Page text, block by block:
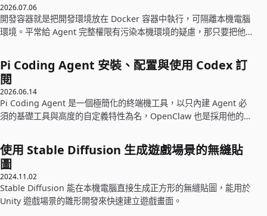
2026.07.06
開發容器就是把開發環境放在 Docker 容器中執行，可隔離本機電腦
環境。平常給 Agent 完整權限有污染本機環境的疑慮，那只要把他
Pi Coding Agent 安裝、配置與使用 Codex 訂
閱
2026.06.14
Pi Coding Agent 是一個極簡化的終端機工具，以只內建 Agent 必
須的基礎工具與高度的自定義特性為名，OpenClaw 也是採用他的核
使用 Stable Diffusion 生成遊戲場景的無縫貼
圖
2024.11.02
Stable Diffusion 能在本機電腦直接生成正方形的無縫貼圖，能用於
Unity 遊戲場景的雛形開發來快速建立遊戲畫面。